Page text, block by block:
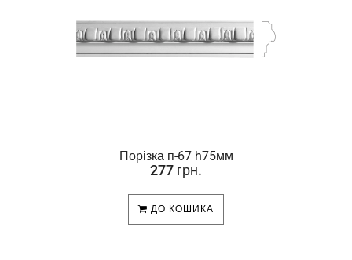
Порізка п-67 h75мм
277 грн.
ДО КОШИКА